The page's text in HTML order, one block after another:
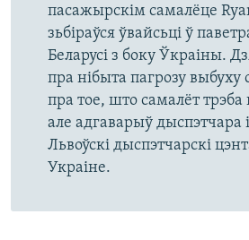
пасажырскім самалёце
зьбіраўся ўвайсьці ў
Беларусі з боку Ўкраіны.
пра нібыта пагрозу выбуху
пра тое, што самалёт трэба
але адгаварыў дыспэтчара
Львоўскі дыспэтчарскі
Украіне.